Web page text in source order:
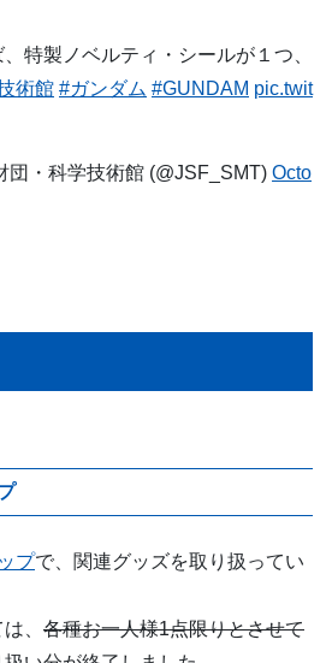
特製ノベルティ・シールが１つ、
術館 #ガンダム #GUNDAM pic.twit
・科学技術館 (@JSF_SMT) Octo
プで、関連グッズを取り扱ってい
、 各種お一人様1点限りとさせて